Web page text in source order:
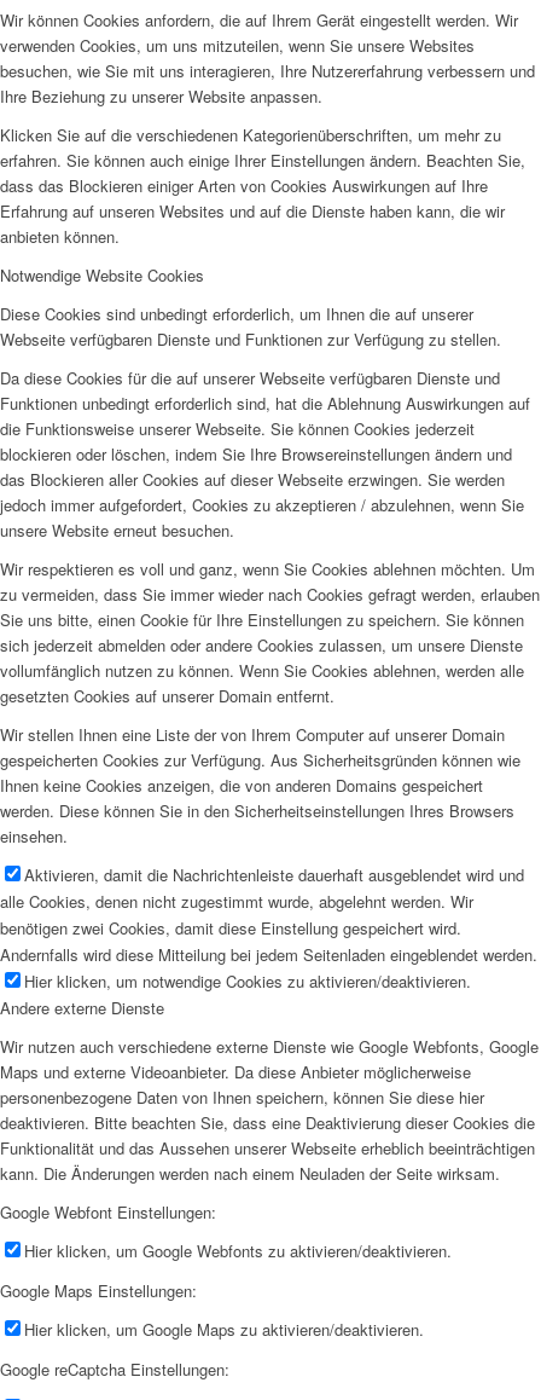
Wir können Cookies anfordern, die auf Ihrem Gerät eingestellt werden. Wir
verwenden Cookies, um uns mitzuteilen, wenn Sie unsere Websites
besuchen, wie Sie mit uns interagieren, Ihre Nutzererfahrung verbessern und
Ihre Beziehung zu unserer Website anpassen.
Klicken Sie auf die verschiedenen Kategorienüberschriften, um mehr zu
erfahren. Sie können auch einige Ihrer Einstellungen ändern. Beachten Sie,
dass das Blockieren einiger Arten von Cookies Auswirkungen auf Ihre
Erfahrung auf unseren Websites und auf die Dienste haben kann, die wir
anbieten können.
Notwendige Website Cookies
Diese Cookies sind unbedingt erforderlich, um Ihnen die auf unserer
Webseite verfügbaren Dienste und Funktionen zur Verfügung zu stellen.
Da diese Cookies für die auf unserer Webseite verfügbaren Dienste und
Funktionen unbedingt erforderlich sind, hat die Ablehnung Auswirkungen auf
die Funktionsweise unserer Webseite. Sie können Cookies jederzeit
blockieren oder löschen, indem Sie Ihre Browsereinstellungen ändern und
das Blockieren aller Cookies auf dieser Webseite erzwingen. Sie werden
jedoch immer aufgefordert, Cookies zu akzeptieren / abzulehnen, wenn Sie
unsere Website erneut besuchen.
Wir respektieren es voll und ganz, wenn Sie Cookies ablehnen möchten. Um
zu vermeiden, dass Sie immer wieder nach Cookies gefragt werden, erlauben
Sie uns bitte, einen Cookie für Ihre Einstellungen zu speichern. Sie können
sich jederzeit abmelden oder andere Cookies zulassen, um unsere Dienste
vollumfänglich nutzen zu können. Wenn Sie Cookies ablehnen, werden alle
gesetzten Cookies auf unserer Domain entfernt.
Wir stellen Ihnen eine Liste der von Ihrem Computer auf unserer Domain
gespeicherten Cookies zur Verfügung. Aus Sicherheitsgründen können wie
Ihnen keine Cookies anzeigen, die von anderen Domains gespeichert
werden. Diese können Sie in den Sicherheitseinstellungen Ihres Browsers
einsehen.
Aktivieren, damit die Nachrichtenleiste dauerhaft ausgeblendet wird und
alle Cookies, denen nicht zugestimmt wurde, abgelehnt werden. Wir
benötigen zwei Cookies, damit diese Einstellung gespeichert wird.
Andernfalls wird diese Mitteilung bei jedem Seitenladen eingeblendet werden.
Hier klicken, um notwendige Cookies zu aktivieren/deaktivieren.
Andere externe Dienste
Wir nutzen auch verschiedene externe Dienste wie Google Webfonts, Google
Maps und externe Videoanbieter. Da diese Anbieter möglicherweise
personenbezogene Daten von Ihnen speichern, können Sie diese hier
deaktivieren. Bitte beachten Sie, dass eine Deaktivierung dieser Cookies die
Funktionalität und das Aussehen unserer Webseite erheblich beeinträchtigen
kann. Die Änderungen werden nach einem Neuladen der Seite wirksam.
Google Webfont Einstellungen:
Hier klicken, um Google Webfonts zu aktivieren/deaktivieren.
Google Maps Einstellungen:
Hier klicken, um Google Maps zu aktivieren/deaktivieren.
Google reCaptcha Einstellungen: